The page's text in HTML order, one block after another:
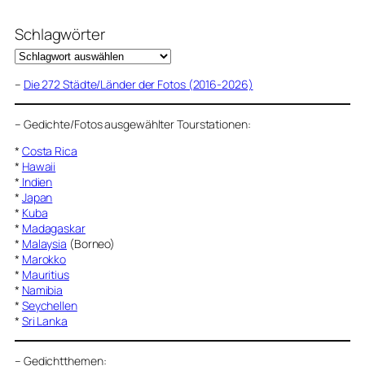
Schlagwörter
– Die 272 Städte/Länder der Fotos (2016-2026)
– Gedichte/Fotos ausgewählter Tourstationen:
* Costa Rica
* Hawaii
* Indien
* Japan
* Kuba
* Madagaskar
* Malaysia (Borneo)
* Marokko
* Mauritius
* Namibia
* Seychellen
* Sri Lanka
– Gedichtthemen: